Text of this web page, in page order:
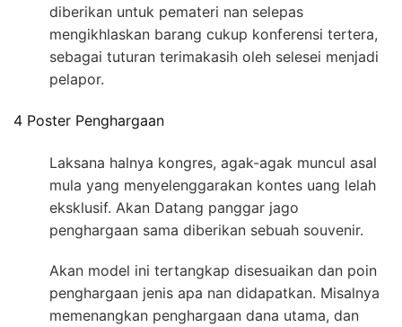
diberikan untuk pemateri nan selepas
mengikhlaskan barang cukup konferensi tertera,
sebagai tuturan terimakasih oleh selesei menjadi
pelapor.
4 Poster Penghargaan
Laksana halnya kongres, agak-agak muncul asal
mula yang menyelenggarakan kontes uang lelah
eksklusif. Akan Datang panggar jago
penghargaan sama diberikan sebuah souvenir.
Akan model ini tertangkap disesuaikan dan poin
penghargaan jenis apa nan didapatkan. Misalnya
memenangkan penghargaan dana utama, dan